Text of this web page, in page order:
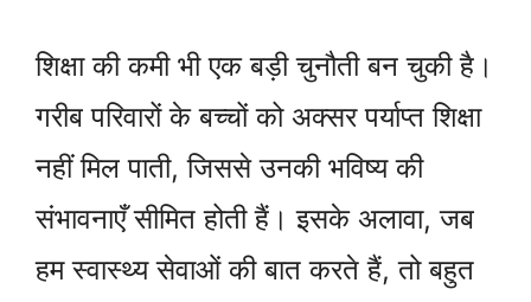
शिक्षा की कमी भी एक बड़ी चुनौती बन चुकी है।
गरीब परिवारों के बच्चों को अक्सर पर्याप्त शिक्षा
नहीं मिल पाती, जिससे उनकी भविष्य की
संभावनाएँ सीमित होती हैं। इसके अलावा, जब
हम स्वास्थ्य सेवाओं की बात करते हैं, तो बहुत